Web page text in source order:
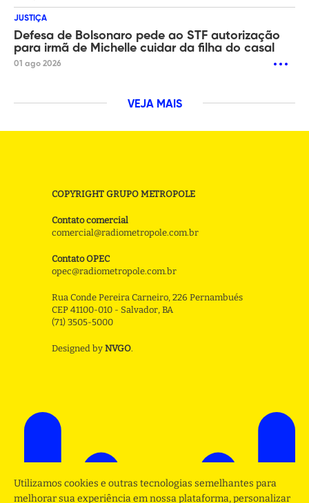
JUSTIÇA
Defesa de Bolsonaro pede ao STF autorização
para irmã de Michelle cuidar da filha do casal
01 ago 2026
VEJA MAIS
COPYRIGHT GRUPO METROPOLE
Contato comercial
comercial@radiometropole.com.br
Contato OPEC
opec@radiometropole.com.br
Rua Conde Pereira Carneiro, 226 Pernambués
CEP 41100-010 - Salvador, BA
(71) 3505-5000
Designed by NVGO.
Utilizamos cookies e outras tecnologias semelhantes para
melhorar sua experiência em nossa plataforma, personalizar